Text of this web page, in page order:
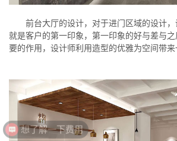
前台大厅的设计，对于进门区域的设计，
就是客户的第一印象，第一印象的好与差与
要的作用，设计师利用造型的优雅为空间带来